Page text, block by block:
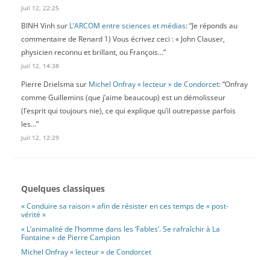
Juil 12, 22:25
BINH Vinhsur L’ARCOM entre sciences et médias: “Je réponds au
commentaire de Renard 1) Vous écrivez ceci : « John Clauser,
physicien reconnu et brillant, ou François…”
Juil 12, 14:38
Pierre Drielsma sur Michel Onfray « lecteur » de Condorcet: “Onfray
comme Guillemins (que j’aime beaucoup) est un démolisseur
(l’esprit qui toujours nie), ce qui explique qu’il outrepasse parfois
les…”
Juil 12, 12:29
Quelques classiques
« Conduire sa raison » afin de résister en ces temps de « post-
vérité »
« L’animalité de l’homme dans les ‘Fables’. Se rafraîchir à La
Fontaine » de Pierre Campion
Michel Onfray « lecteur » de Condorcet